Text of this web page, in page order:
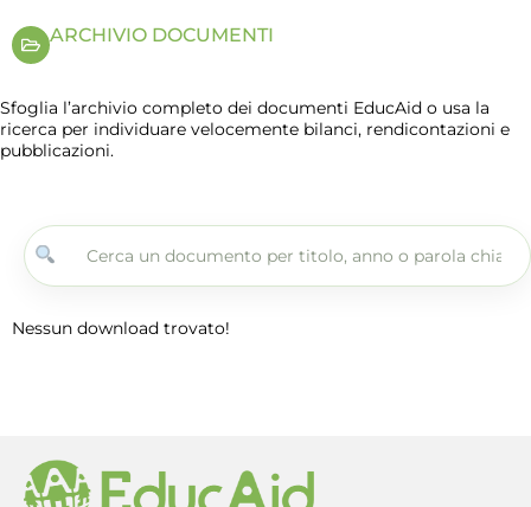
ARCHIVIO DOCUMENTI
Sfoglia l’archivio completo dei documenti EducAid o usa la
ricerca per individuare velocemente bilanci, rendicontazioni e
pubblicazioni.
Nessun download trovato!